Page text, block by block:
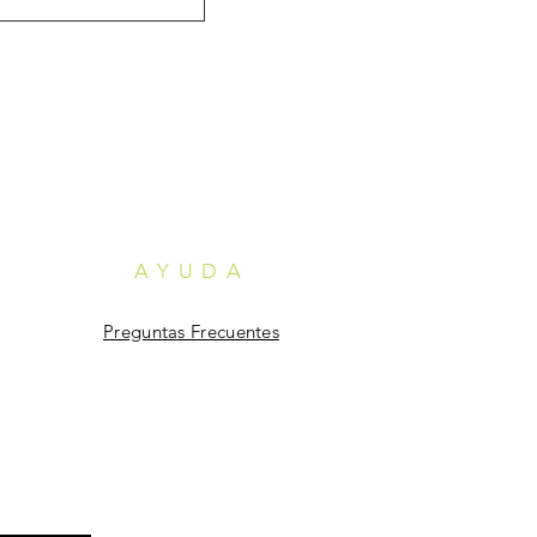
AYUDA
Preguntas Frecuentes